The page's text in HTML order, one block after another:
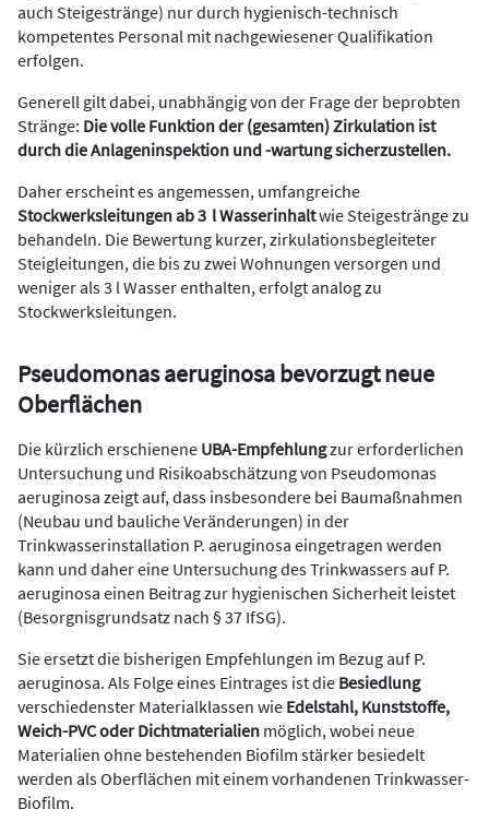
auch Steigestränge) nur durch hygienisch-technisch
kompetentes Personal mit nachgewiesener Qualifikation
erfolgen.
Generell gilt dabei, unabhängig von der Frage der beprobten
Stränge: Die volle Funktion der (gesamten) Zirkulation ist
durch die Anlageninspektion und -wartung sicherzustellen.
Daher erscheint es angemessen, umfangreiche
Stockwerksleitungen ab 3 l Wasserinhaltwie Steigestränge zu
behandeln. Die Bewertung kurzer, zirkulationsbegleiteter
Steigleitungen, die bis zu zwei Wohnungen versorgen und
weniger als 3 l Wasser enthalten, erfolgt analog zu
Stockwerksleitungen.
Pseudomonas aeruginosa bevorzugt neue
Oberflächen
Die kürzlich erschienene UBA-Empfehlungzur erforderlichen
Untersuchung und Risikoabschätzung von Pseudomonas
aeruginosa zeigt auf, dass insbesondere bei Baumaßnahmen
(Neubau und bauliche Veränderungen) in der
Trinkwasserinstallation P. aeruginosa eingetragen werden
kann und daher eine Untersuchung des Trinkwassers auf P.
aeruginosa einen Beitrag zur hygienischen Sicherheit leistet
(Besorgnisgrundsatz nach § 37 IfSG).
Sie ersetzt die bisherigen Empfehlungen im Bezug auf P.
aeruginosa. Als Folge eines Eintrages ist die Besiedlung
verschiedenster Materialklassen wie Edelstahl, Kunststoffe,
Weich-PVC oder Dichtmaterialien möglich, wobei neue
Materialien ohne bestehenden Biofilm stärker besiedelt
werden als Oberflächen mit einem vorhandenen Trinkwasser-
Biofilm.